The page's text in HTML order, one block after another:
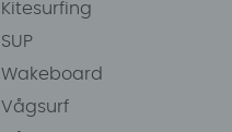
Kitesurfing
SUP
Wakeboard
Vågsurf